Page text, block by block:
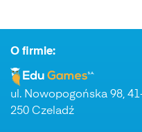
O firmie:
ul. Nowopogońska 98,
250 Czeladź